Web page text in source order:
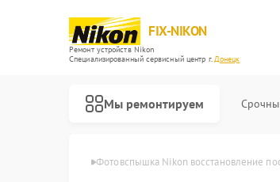
FIX-NIKON
Ремонт устройств Nikon
Специализированный cервисный центр г.Донецк
Мы ремонтируем
Nikon в Донецке Фотовспышка Nikon восстановление